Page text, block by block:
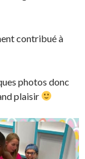
contribué à
photos donc
plaisir